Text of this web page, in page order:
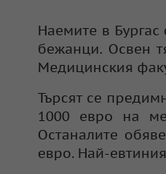
Наемите в
бежанци. Освен
Медицинския
Търсят се
1000 евро на
Останалите
евро. Най-